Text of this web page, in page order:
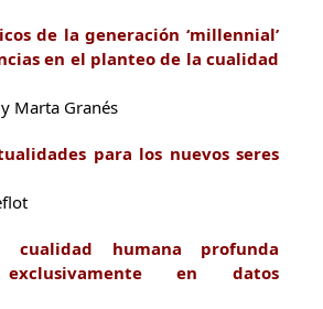
de la generación ‘millennial’
en el planteo de la cualidad
Marta Granés
para los nuevos seres
cualidad humana profunda
exclusivamente en datos